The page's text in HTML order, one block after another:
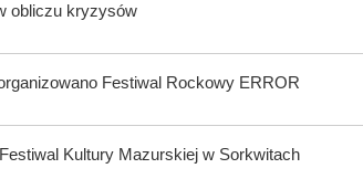
obliczu kryzysów
Festiwal Rockowy ERROR
Kultury Mazurskiej w Sorkwitach